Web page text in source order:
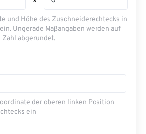
und Höhe des Zuschneiderechtecks ​​in
Ungerade Maßangaben werden auf
Zahl abgerundet.
der oberen linken Position
​​ein